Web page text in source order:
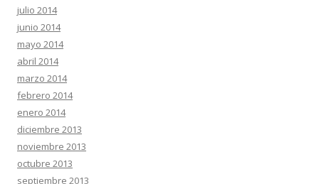
julio 2014
junio 2014
mayo 2014
abril 2014
marzo 2014
febrero 2014
enero 2014
diciembre 2013
noviembre 2013
octubre 2013
septiembre 2013